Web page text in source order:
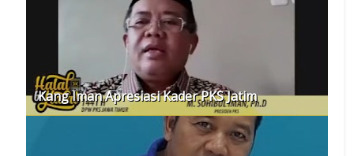
Kang Iman Apresiasi Kader PKS Jatim